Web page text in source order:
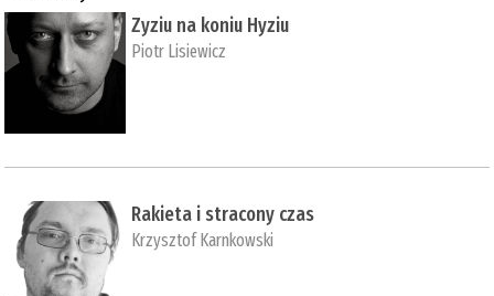
Zyziu na koniu Hyziu
Piotr Lisiewicz
Rakieta i stracony czas
Krzysztof Karnkowski